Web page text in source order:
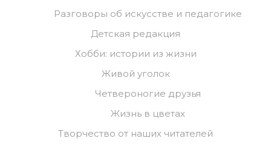
Разговоры об искусстве и педагогике
Детская редакция
Хобби: истории из жизни
Живой уголок
Четвероногие друзья
Жизнь в цветах
Творчество от наших читателей